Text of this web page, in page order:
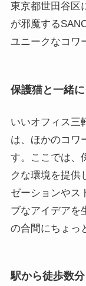
東京都世田谷区
が邪魔する
ユニークなコワ
保護猫と一緒
いいオフィス三
は、ほかのコワ
す。ここでは、
クな環境を提供
ゼーションやス
ブなアイデアを
の合間にちょっ
駅から徒歩数